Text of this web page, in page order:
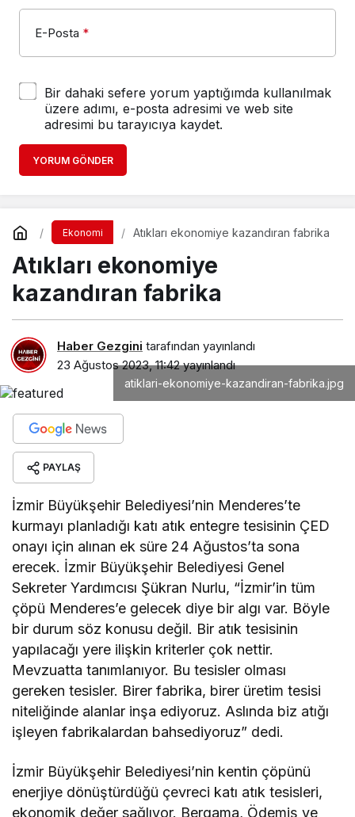
E-Posta *
Bir dahaki sefere yorum yaptığımda kullanılmak
üzere adımı, e-posta adresimi ve web site
adresimi bu tarayıcıya kaydet.
YORUM GÖNDER
Ekonomi Atıkları ekonomiye kazandıran fabrika
Atıkları ekonomiye
kazandıran fabrika
Haber Gezgini tarafından yayınlandı
23 Ağustos 2023, 11:42yayınlandı
atiklari-ekonomiye-kazandiran-fabrika.jpg
PAYLAŞ
İzmir Büyükşehir Belediyesi’nin Menderes’te
kurmayı planladığı katı atık entegre tesisinin ÇED
onayı için alınan ek süre 24 Ağustos’ta sona
erecek. İzmir Büyükşehir Belediyesi Genel
Sekreter Yardımcısı Şükran Nurlu, “İzmir’in tüm
çöpü Menderes’e gelecek diye bir algı var. Böyle
bir durum söz konusu değil. Bir atık tesisinin
yapılacağı yere ilişkin kriterler çok nettir.
Mevzuatta tanımlanıyor. Bu tesisler olması
gereken tesisler. Birer fabrika, birer üretim tesisi
niteliğinde alanlar inşa ediyoruz. Aslında biz atığı
işleyen fabrikalardan bahsediyoruz” dedi.
İzmir Büyükşehir Belediyesi’nin kentin çöpünü
enerjiye dönüştürdüğü çevreci katı atık tesisleri,
ekonomik değer sağlıyor. Bergama, Ödemiş ve